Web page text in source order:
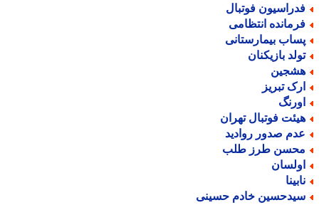
فوتبال
انتظامی
بیمارستانی
بازیکنان
تبریز
فوتبال تهران
صدور روادید
طرز طلب
خادم حسینی